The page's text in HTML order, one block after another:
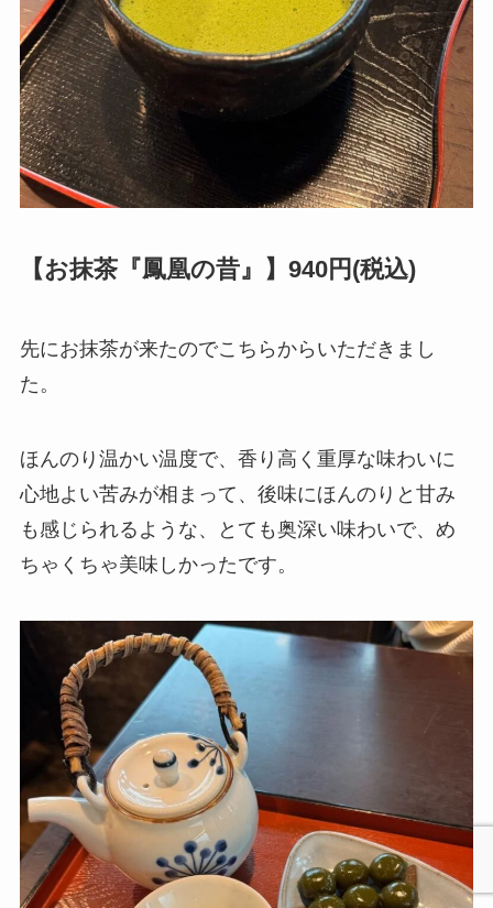
【お抹茶『鳳凰の昔』】940円(税込)
先にお抹茶が来たのでこちらからいただきまし
た。
ほんのり温かい温度で、香り高く重厚な味わいに
心地よい苦みが相まって、後味にほんのりと甘み
も感じられるような、とても奥深い味わいで、め
ちゃくちゃ美味しかったです。